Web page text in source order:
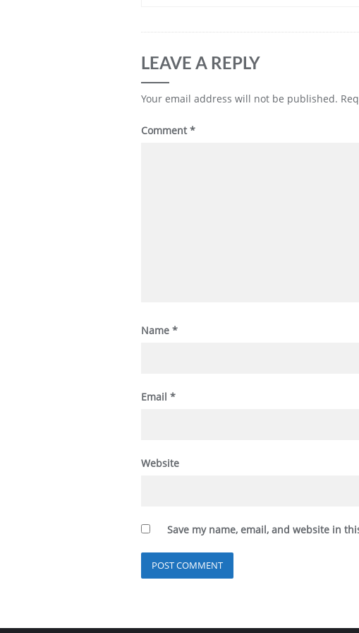
LEAVE A REPLY
Your email address will not be published.
Comment*
Name *
Email *
Website
Save my name, email, and website in